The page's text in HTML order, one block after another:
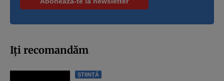
Iți recomandăm
ȘTIINȚĂ